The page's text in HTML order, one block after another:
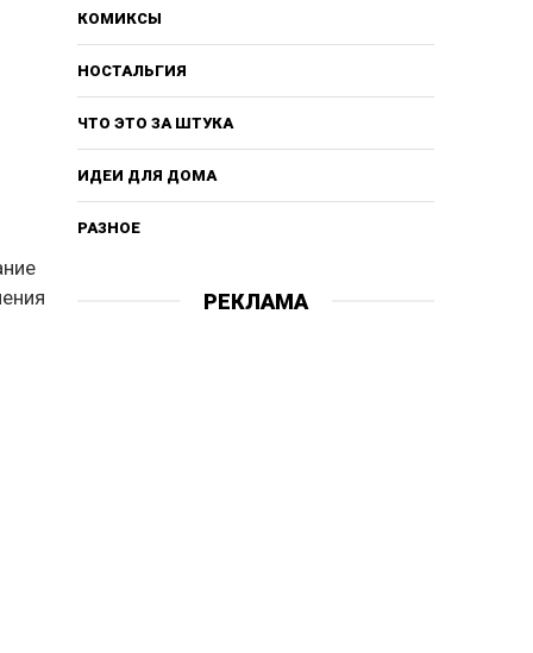
КОМИКСЫ
НОСТАЛЬГИЯ
ЧТО ЭТО ЗА ШТУКА
ИДЕИ ДЛЯ ДОМА
РАЗНОЕ
РЕКЛАМА